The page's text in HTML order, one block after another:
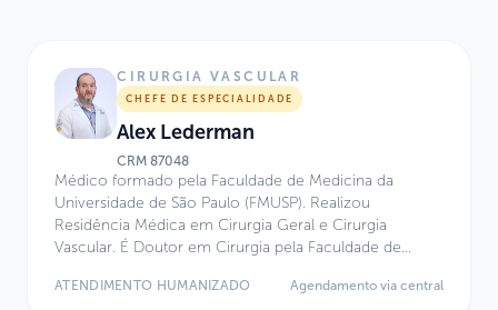
CIRURGIA VASCULAR
CHEFE DE ESPECIALIDADE
Alex Lederman
CRM87048
Médico formado pela Faculdade de Medicina da
Universidade de São Paulo (FMUSP). Realizou
Residência Médica em Cirurgia Geral e Cirurgia
Vascular. É Doutor em Cirurgia pela Faculdade de
Hospital Universitário da USP. Possui Título de
ATENDIMENTO HUMANIZADO Agendamento via central